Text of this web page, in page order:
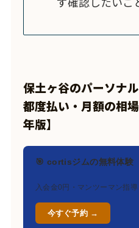
保土ヶ谷のパーソナ
都度払い・月額の相
年版】
🎯 cortisジムの無料体験
入会金0円・マンツーマン指
今すぐ予約 →